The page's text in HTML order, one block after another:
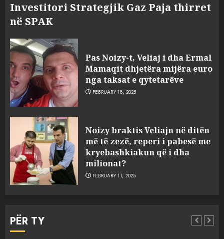
Investitori Strategjik Gaz Paja thirret
në SPAK
Pas Noizy-t, Veliaj i dha Ermal
Mamaqit dhjetëra mijëra euro
nga taksat e qytetarëve
FEBRUARY 18, 2025
Noizy braktis Veliajn në ditën
më të zezë, reperi i pabesë me
kryebashkiakun që i dha
milionat?
FEBRUARY 11, 2025
PËR TY
3
sulmuan “One Albania”,
ngjarja u fsheh. A u vodhën
serverat?
MARCH 25, 2025